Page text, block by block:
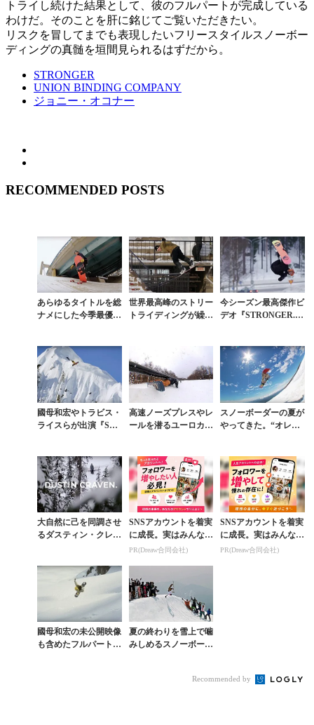
トライし続けた結果として、彼のフルパートが完成している
わけだ。そのことを肝に銘じてご覧いただきたい。
リスクを冒してまでも表現したいフリースタイルスノーボー
ディングの真髄を垣間見られるはずだから。
STRONGER
UNION BINDING COMPANY
ジョニー・オコナー
RECOMMENDED POSTS
あらゆるタイトルを総
ナメにした今季最優秀
世界最高峰のストリー
トライディングが繰り
今シーズン最高傑作ビ
デオ『STRONGER.』
國母和宏やトラビス・
ライスらが出演『STR
高速ノーズプレスやレ
ールを潜るユーロカー
スノーボーダーの夏が
やってきた。“オレゴ
大自然に己を同調させ
るダスティン・クレイ
SNSアカウントを着実
に成長。実はみんなコ
コ使ってます。
PR(Dreaw合同会社)
SNSアカウントを着実
に成長。実はみんなコ
コ使ってます。
PR(Dreaw合同会社)
國母和宏の未公開映像
も含めたフルパート
夏の終わりを雪上で噛
みしめるスノーボーダ
Recommended by